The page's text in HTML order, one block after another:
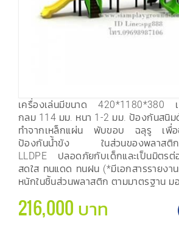
เครื่องเล่นมีขนาด 420*1180*380 เ
กลม 114 มม. หนา 1-2 มม. ป้องกันสนิ
ทำจากเหล็กแผ่น พับขอบ ฉลุรู เพื่อช่
ป้องกันน้ำขัง ในส่วนของพลาสติกเ
LLDPE ปลอดภัยกับเด็กและเป็นมิตร
สดใส ทนแดด ทนฝน (*มีเอกสารรายงา
หนักในชิ้นส่วนพลาสติก ตามมาตรฐาน ม
216,000 บาท